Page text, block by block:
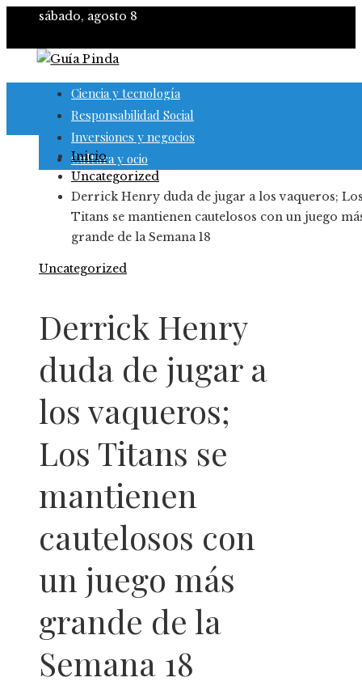
sábado, agosto 8
Ciencia y tecnología
Responsabilidad Social
Inversiones y negocios
Cultura y ocio
Inicio
Uncategorized
Derrick Henry duda de jugar a los vaqueros;
Titans se mantienen cautelosos con un juego
grande de la Semana 18
Uncategorized
Derrick Henry
duda de jugar a
los vaqueros;
Los Titans se
mantienen
cautelosos con
un juego más
grande de la
Semana 18